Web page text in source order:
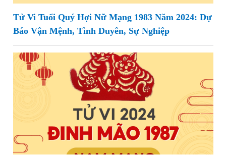
Tử Vi Tuổi Quý Hợi Nữ Mạng 1983 Năm 2024: Dự
Báo Vận Mệnh, Tình Duyên, Sự Nghiệp